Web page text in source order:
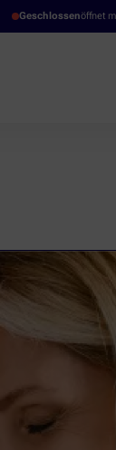
Geschlossenöffnet